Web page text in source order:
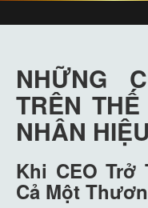
NHỮNG
TRÊN
NHÂN
Khi CEO Trở
Cả Một